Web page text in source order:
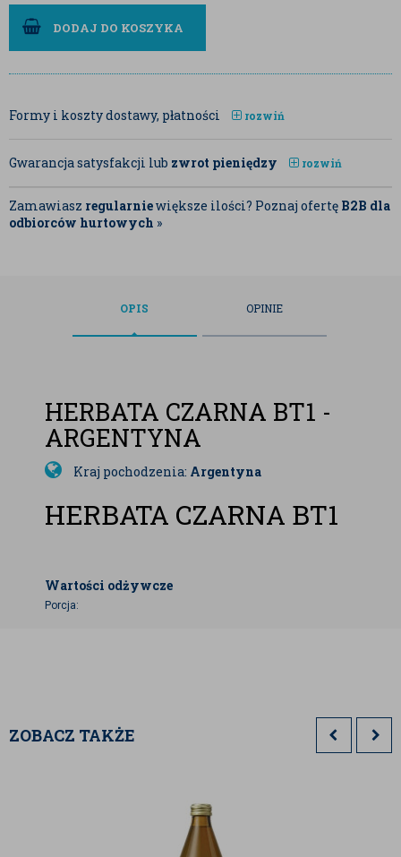
DODAJ DO KOSZYKA
Formy i koszty dostawy, płatności rozwiń
Gwarancja satysfakcji lub zwrot pieniędzy rozwiń
Zamawiasz regularniewiększe ilości? Poznaj ofertę B2B dla
odbiorców hurtowych »
OPIS OPINIE
HERBATA CZARNA BT1 -
ARGENTYNA
Kraj pochodzenia: Argentyna
HERBATA CZARNA BT1
Wartości odżywcze
Porcja:
ZOBACZ TAKŻE